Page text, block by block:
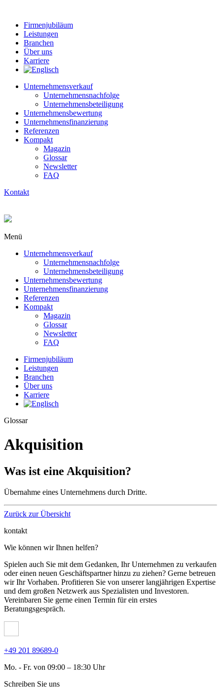
Firmenjubiläum
Leistungen
Branchen
Über uns
Karriere
Unternehmensverkauf
Unternehmensnachfolge
Unternehmensbeteiligung
Unternehmensbewertung
Unternehmens­finanzierung
Referenzen
Kompakt
Magazin
Glossar
Newsletter
FAQ
Kontakt
Menü
Unternehmensverkauf
Unternehmensnachfolge
Unternehmensbeteiligung
Unternehmensbewertung
Unternehmens­finanzierung
Referenzen
Kompakt
Magazin
Glossar
Newsletter
FAQ
Firmenjubiläum
Leistungen
Branchen
Über uns
Karriere
Glossar
Akquisition
Was ist eine Akquisition?
Übernahme eines Unternehmens durch Dritte.
Zurück zur Übersicht
kontakt
Wie können wir Ihnen helfen?
Spielen auch Sie mit dem Gedanken, Ihr Unternehmen zu verkaufen
oder einen neuen Geschäftspartner hinzu zu ziehen? Gerne betreuen
wir Ihr Vorhaben. Profitieren Sie von unserer langjährigen Expertise
und dem großen Netzwerk aus Spezialisten und Investoren.
Vereinbaren Sie gerne einen Termin für ein erstes
Beratungsgespräch.
+49 201 89689-0
Mo. - Fr. von 09:00 – 18:30 Uhr
Schreiben Sie uns